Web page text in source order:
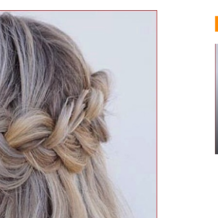
MUJERES AFRICANAS
50 Sensacionales Ideas De
Peinado Senegalés
Valeria Lorenza